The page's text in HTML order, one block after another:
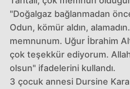
"Doğalgaz bağlanmadan
Odun, kömür aldın,
memnunum. Uğur İbrahim
çok teşekkür ediyorum.
olsun" ifadelerini kullandı.
3 çocuk annesi Dursine